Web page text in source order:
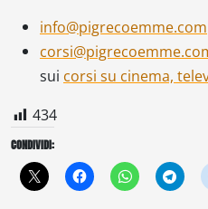
info@pigrecoemme.com
sui corsi su cinema,
434
CONDIVIDI: